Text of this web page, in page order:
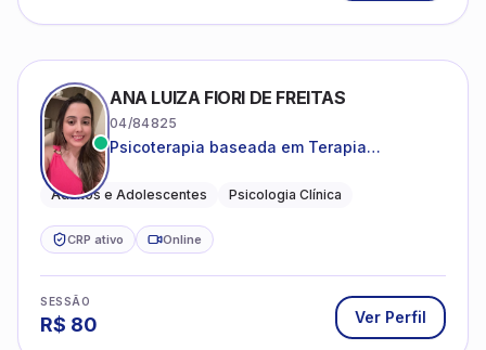
ANA LUIZA FIORI DE FREITAS
04/84825
Psicoterapia baseada em Terapia
Adultos e Adolescentes Psicologia Clínica
CRP ativo Online
SESSÃO
R$ 80 Ver Perfil